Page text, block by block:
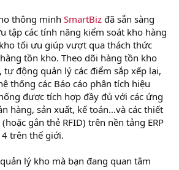
thông minh SmartBiz đã sẵn sàng
tập các tính năng kiểm soát kho hàng
tối ưu giúp vượt qua thách thức
tồn kho. Theo dõi hàng tồn kho
động quản lý các điểm sắp xếp lại,
thống các Báo cáo phân tích hiệu
được tích hợp đầy đủ với các ứng
hàng, sản xuất, kế toán…và các thiết
gắn thẻ RFID) trên nền tảng ERP
trên thế giới.
lý kho mà bạn đang quan tâm